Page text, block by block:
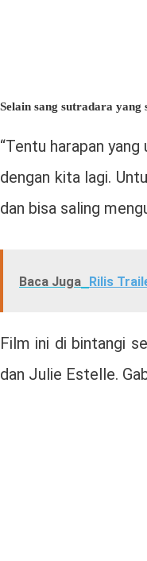
Selain sang sutradara
“Tentu harapan
dengan kita lagi.
dan bisa saling
Baca Juga Rilis
Film ini di bintangi
dan Julie Estelle.